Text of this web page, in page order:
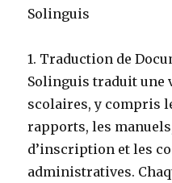
Solinguis
1. Traduction de
Solinguis traduit une
scolaires, y compris
rapports, les
d’inscription et les
administratives.